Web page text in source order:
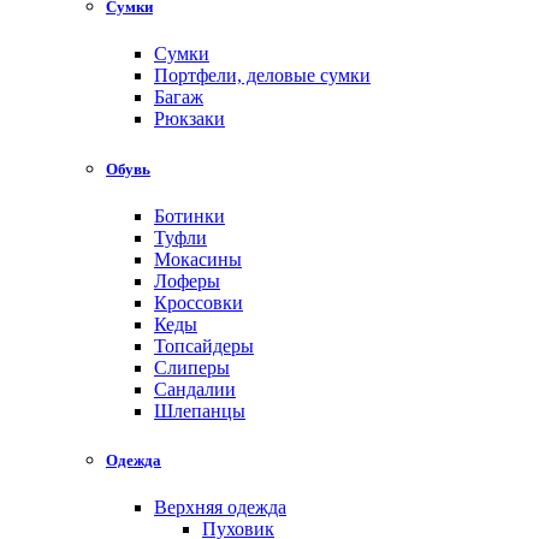
Сумки
Сумки
Портфели, деловые сумки
Багаж
Рюкзаки
Обувь
Ботинки
Туфли
Мокасины
Лоферы
Кроссовки
Кеды
Топсайдеры
Слиперы
Сандалии
Шлепанцы
Одежда
Верхняя одежда
Пуховик